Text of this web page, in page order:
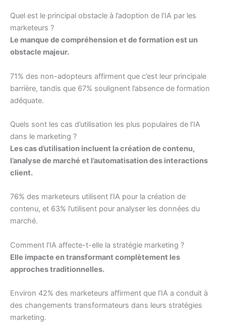
Quel est le principal obstacle à l’adoption de l’IA par les
marketeurs ?
Le manque de compréhension et de formation est un
obstacle majeur.
71% des non-adopteurs affirment que c’est leur principale
barrière, tandis que 67% soulignent l’absence de formation
adéquate.
Quels sont les cas d’utilisation les plus populaires de l’IA
dans le marketing ?
Les cas d’utilisation incluent la création de contenu,
l’analyse de marché et l’automatisation des interactions
client.
76% des marketeurs utilisent l’IA pour la création de
contenu, et 63% l’utilisent pour analyser les données du
marché.
Comment l’IA affecte-t-elle la stratégie marketing ?
Elle impacte en transformant complètement les
approches traditionnelles.
Environ 42% des marketeurs affirment que l’IA a conduit à
des changements transformateurs dans leurs stratégies
marketing.